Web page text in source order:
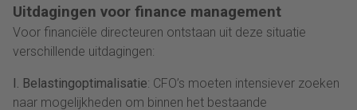
Uitdagingen voor finance management
Voor financiële directeuren ontstaan uit deze situatie
verschillende uitdagingen:
I. Belastingoptimalisatie: CFO’s moeten intensiever zoeken
naar mogelijkheden om binnen het bestaande